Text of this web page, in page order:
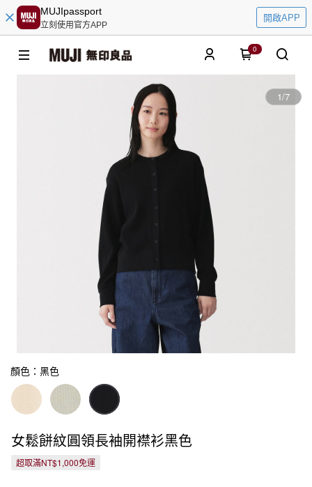
MUJIpassport
立刻使用官方APP
開啟APP
0
1/7
顏色：黑色
女鬆餅紋圓領長袖開襟衫黑色
超取滿NT$1,000免運